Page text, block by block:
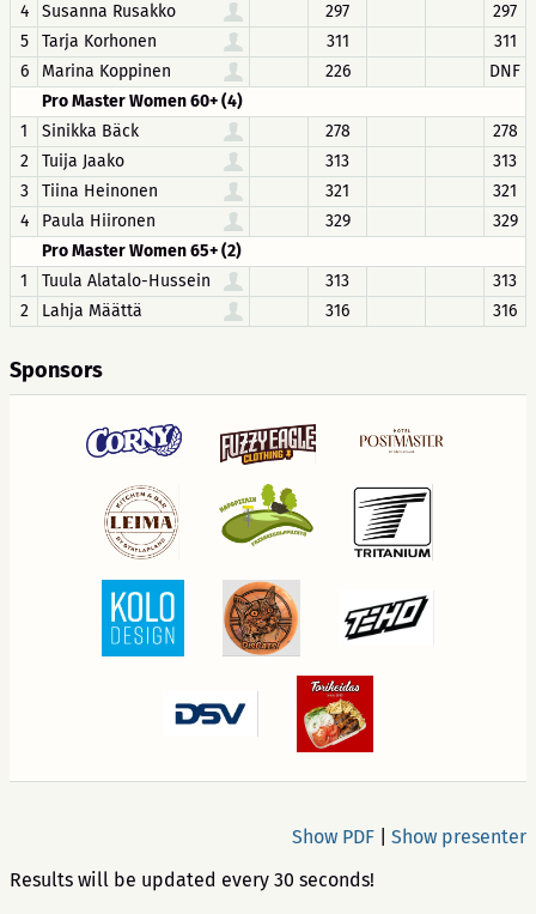
4
Susanna Rusakko 297
297
5
Tarja Korhonen 311
311
6
Marina Koppinen 226
DNF
Pro Master Women 60+ (4)
1
Sinikka Bäck 278
278
2
Tuija Jaako 313
313
3
Tiina Heinonen 321
321
4
Paula Hiironen 329
329
Pro Master Women 65+ (2)
1
Tuula Alatalo-Hussein 313
313
2
Lahja Määttä 316 316
Sponsors
Show presenter
Show PDF
Results will be updated every 30 seconds!